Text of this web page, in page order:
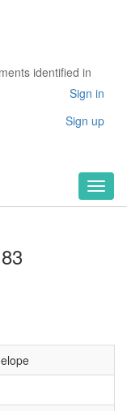
identified in
Sign in
Sign up